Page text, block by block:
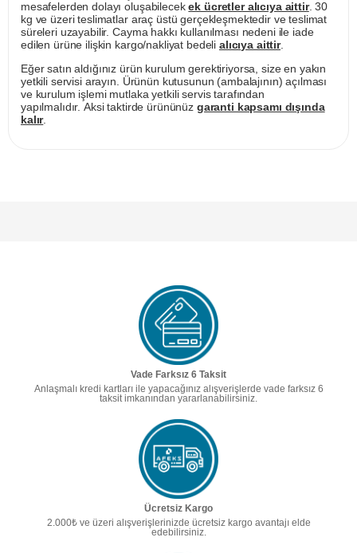
mesafelerden dolayı oluşabilecekek ücretler alıcıya aittir. 30
kg ve üzeri teslimatlar araç üstü gerçekleşmektedir ve teslimat
süreleri uzayabilir. Cayma hakkı kullanılması nedeni ile iade
edilen ürüne ilişkin kargo/nakliyat bedeli alıcıya aittir.
Eğer satın aldığınız ürün kurulum gerektiriyorsa, size en yakın
yetkili servisi arayın. Ürünün kutusunun (ambalajının) açılması
ve kurulum işlemi mutlaka yetkili servis tarafından
yapılmalıdır. Aksi taktirde ürününüz garanti kapsamı dışında
kalır.
Vade Farksız 6 Taksit
Anlaşmalı kredi kartları ile yapacağınız alışverişlerde vade farksız 6
taksit imkanından yararlanabilirsiniz.
Ücretsiz Kargo
2.000₺ ve üzeri alışverişlerinizde ücretsiz kargo avantajı elde
edebilirsiniz.